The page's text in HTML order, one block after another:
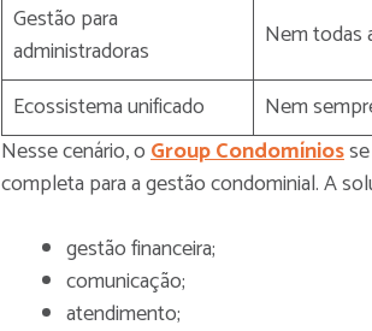
Gestão para
administradoras
Nem todas
Ecossistema unificado
Nem
Nesse cenário, oGroup Condomínios
completa para a gestão condominial. A
gestão financeira;
comunicação;
atendimento;